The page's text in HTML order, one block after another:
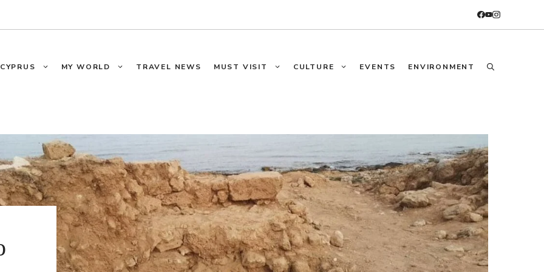
CYPRUS MY WORLD TRAVEL NEWS MUST VISIT CULTURE EVENTS ENVIRONMENT